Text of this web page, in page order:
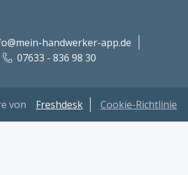
handwerker-app.de
07633 - 836 98 30
von Freshdesk Cookie-Richtlinie